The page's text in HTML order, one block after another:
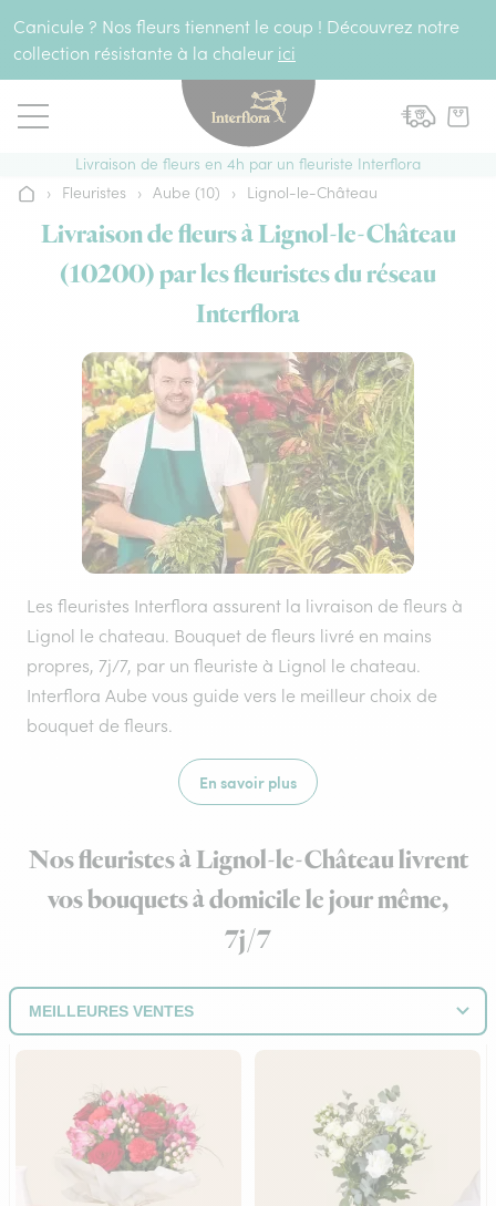
Canicule ? Nos fleurs tiennent le coup ! Découvrez notre
collection résistante à la chaleur ici
Livraison de fleurs en 4h par un fleuriste Interflora
Accueil
› Fleuristes › Aube (10) › Lignol-le-Château
Livraison de fleurs à Lignol-le-Château
(10200) par les fleuristes du réseau
Interflora
Les fleuristes Interflora assurent la livraison de fleurs à
Lignol le chateau. Bouquet de fleurs livré en mains
propres, 7j/7, par un fleuriste à Lignol le chateau.
Interflora Aube vous guide vers le meilleur choix de
bouquet de fleurs.
En savoir plus
Nos fleuristes à Lignol-le-Château livrent
vos bouquets à domicile le jour même,
7j/7